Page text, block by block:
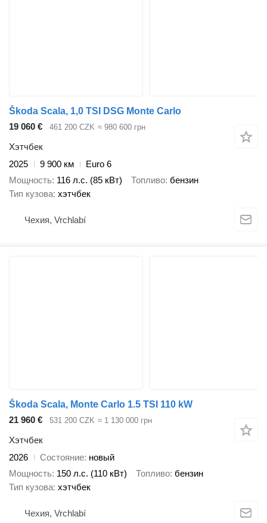
Škoda Scala, 1,0 TSI DSG Monte Carlo
19 060 €
461 200 CZK ≈ 980 600 грн
Хэтчбек
2025
9 900 км
Euro 6
Мощность 116 л.с. (85 кВт) Топливо бензин
Тип кузова хэтчбек
Чехия, Vrchlabí
Škoda Scala, Monte Carlo 1.5 TSI 110 kW
21 960 €
531 200 CZK ≈ 1 130 000 грн
Хэтчбек
2026
Состояние новый
Мощность 150 л.с. (110 кВт) Топливо бензин
Тип кузова хэтчбек
Чехия, Vrchlabí